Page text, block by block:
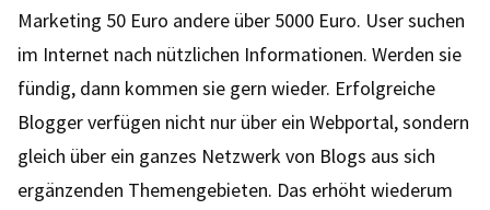
Marketing 50 Euro andere über 5000 Euro. User suchen
im Internet nach nützlichen Informationen. Werden sie
fündig, dann kommen sie gern wieder. Erfolgreiche
Blogger verfügen nicht nur über ein Webportal, sondern
gleich über ein ganzes Netzwerk von Blogs aus sich
ergänzenden Themengebieten. Das erhöht wiederum